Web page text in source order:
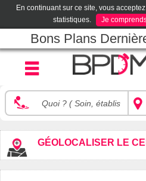
En continuant sur ce site, vous
statistiques.
Je
Bons Plans
GÉOLOCALISER LE